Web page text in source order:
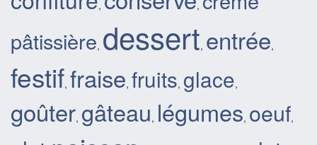
, ,
pâtissière, dessert, entrée,
festif, fraise, fruits, glace,
goûter, gâteau, légumes, oeuf,